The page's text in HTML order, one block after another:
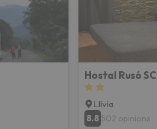
la seva brúixola torna.
Hostal Rusó SC
Llívia
8.8 502 opinions